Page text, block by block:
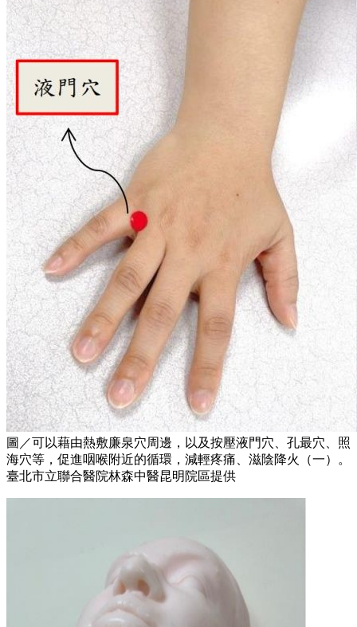
圖／可以藉由熱敷廉泉穴周邊，以及按壓液門穴、孔最穴、照
海穴等，促進咽喉附近的循環，減輕疼痛、滋陰降火（一）。
臺北市立聯合醫院林森中醫昆明院區提供